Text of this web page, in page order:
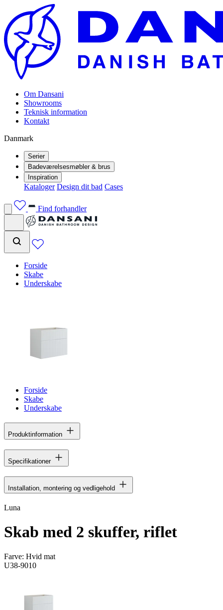
Om Dansani
Showrooms
Teknisk information
Kontakt
Danmark
Serier
Badeværelsesmøbler & brus
Inspiration
Kataloger Design dit bad Cases
Find forhandler
Forside
Skabe
Underskabe
Forside
Skabe
Underskabe
Produktinformation
Specifikationer
Installation, montering og vedligehold
Luna
Skab med 2 skuffer, riflet
Farve: Hvid mat
U38-9010